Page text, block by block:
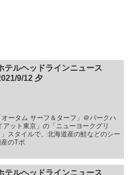
テルヘッドラインニュース
9/12 夕
ータム サーフ＆ターフ」＠パークハ
ット東京」の「ニューヨークグリ
スタイルで、北海道産の鮭などのシー
のTボ
テルヘッドラインニュース